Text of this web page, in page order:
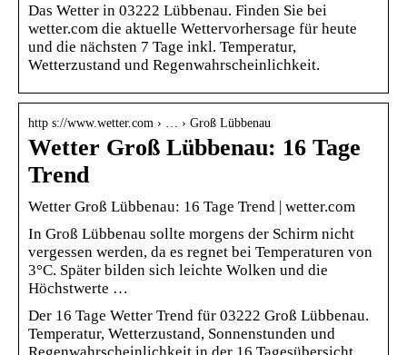
Das Wetter in 03222 Lübbenau. Finden Sie bei
wetter.com die aktuelle Wettervorhersage für heute
und die nächsten 7 Tage inkl. Temperatur,
Wetterzustand und Regenwahrscheinlichkeit.
http s://www.wetter.com › … › Groß Lübbenau
Wetter Groß Lübbenau: 16 Tage
Trend
Wetter Groß Lübbenau: 16 Tage Trend | wetter.com
In Groß Lübbenau sollte morgens der Schirm nicht
vergessen werden, da es regnet bei Temperaturen von
3°C. Später bilden sich leichte Wolken und die
Höchstwerte …
Der 16 Tage Wetter Trend für 03222 Groß Lübbenau.
Temperatur, Wetterzustand, Sonnenstunden und
Regenwahrscheinlichkeit in der 16 Tagesübersicht.